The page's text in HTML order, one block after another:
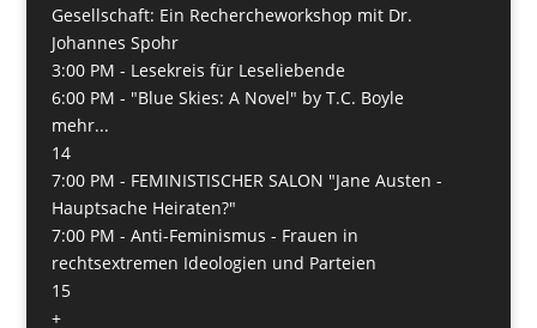
Gesellschaft: Ein Rechercheworkshop mit Dr.
Johannes Spohr
3:00 PM - Lesekreis für Leseliebende
6:00 PM - "Blue Skies: A Novel" by T.C. Boyle
mehr...
14
7:00 PM - FEMINISTISCHER SALON "Jane Austen -
Hauptsache Heiraten?"
7:00 PM - Anti-Feminismus - Frauen in
rechtsextremen Ideologien und Parteien
15
+